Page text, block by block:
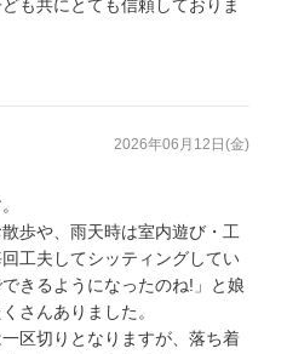
も共にとても信頼しておりま
2026年06月12日(金)
歩や、雨天時は室内遊び・工
工夫してシッティングしてい
きるようになったのね!」と娘
さんありました。
区切りとなりますが、落ち着